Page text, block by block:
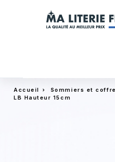
Accueil › Sommiers et
LB Hauteur 15cm